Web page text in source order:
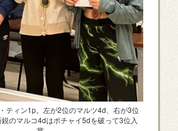
ティン1p。左が2位のマルツ4d、右が3位
のマルコ4dはポチャイ5dを破って3位入